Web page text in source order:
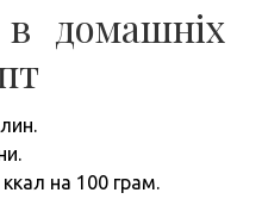
домашніх
ккал на 100 грам.